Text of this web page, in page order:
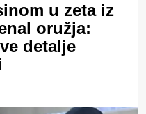
u zeta iz
oružja:
detalje